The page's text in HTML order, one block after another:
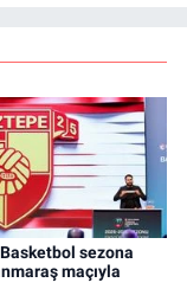
sezona
maçıyla